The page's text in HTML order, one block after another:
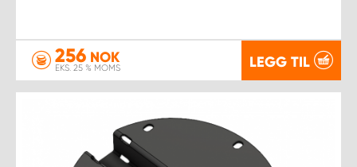
256 NOK
EKS. 25 % MOMS LEGG TIL